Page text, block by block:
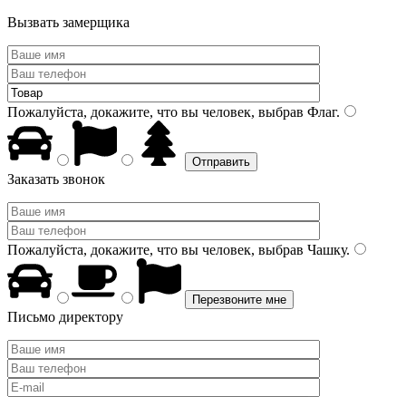
Вызвать замерщика
Пожалуйста, докажите, что вы человек, выбрав Флаг.
Заказать звонок
Пожалуйста, докажите, что вы человек, выбрав Чашку.
Письмо директору